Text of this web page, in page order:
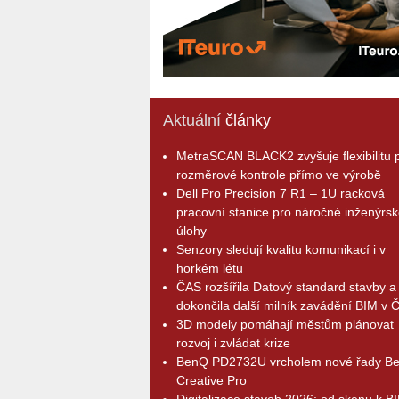
Aktuální články
MetraSCAN BLACK2 zvyšuje flexibilitu
rozměrové kontrole přímo ve výrobě
Dell Pro Precision 7 R1 – 1U racková
pracovní stanice pro náročné
úlohy
Senzory sledují kvalitu komunikací i v
horkém létu
ČAS rozšířila Datový standard stavby a
dokončila další milník zavádění BIM v
3D modely pomáhají městům plánovat
rozvoj i zvládat krize
BenQ PD2732U vrcholem nové řady
Creative Pro